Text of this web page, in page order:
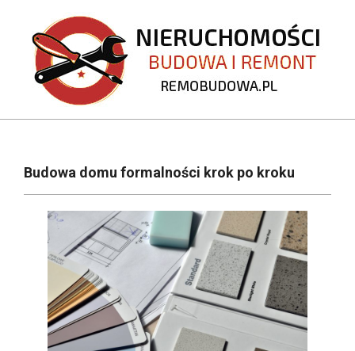
content
REMOBUDOWA.PL
NavigationBudowa domu formalności krok po kroku